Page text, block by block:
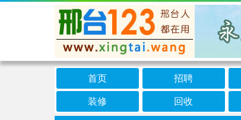
首页 招聘
装修 回收